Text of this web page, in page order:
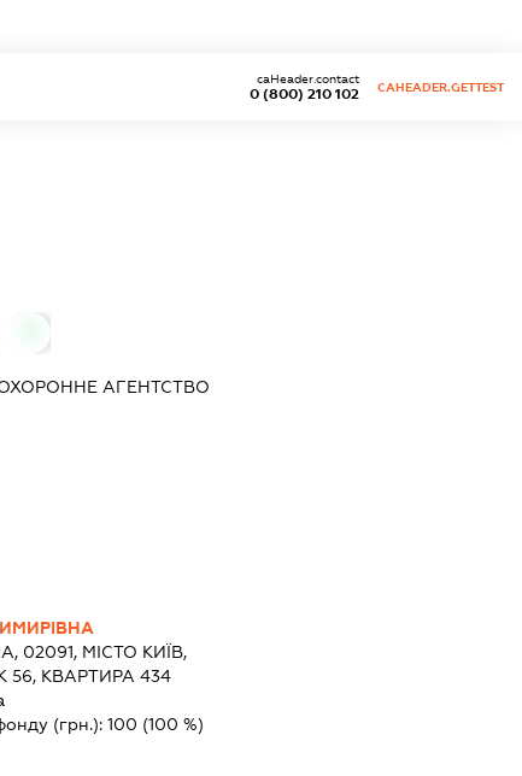
0 (800) 210 102
caHeader.contact
CAHEADER.GETTEST
АГЕНТСТВО
02091, МІСТО КИЇВ,
КВАРТИРА 434
(грн.):100 (100 %)